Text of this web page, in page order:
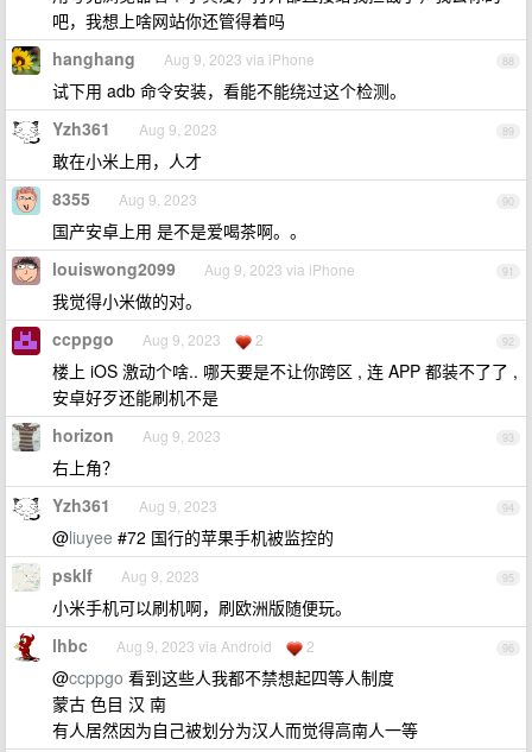
吧，我想上啥网站你还管得着吗
88
hanghang Aug 9, 2023 via iPhone
试下用 adb 命令安装，看能不能绕过这个检测。
89
Yzh361 Aug 9, 2023
敢在小米上用，人才
90
8355 Aug 9, 2023
国产安卓上用 是不是爱喝茶啊。。
91
louiswong2099 Aug 9, 2023 via iPhone
我觉得小米做的对。
92
ccppgo Aug 9, 2023 2
楼上 iOS 激动个啥.. 哪天要是不让你跨区 , 连 APP 都装不了了 ,
安卓好歹还能刷机不是
93
horizon Aug 9, 2023
右上角？
94
Yzh361 Aug 9, 2023
@liuyee #72 国行的苹果手机被监控的
95
psklf Aug 9, 2023
小米手机可以刷机啊，刷欧洲版随便玩。
96
lhbc Aug 9, 2023 via Android 2
@ccppgo 看到这些人我都不禁想起四等人制度
蒙古 色目 汉 南
有人居然因为自己被划分为汉人而觉得高南人一等